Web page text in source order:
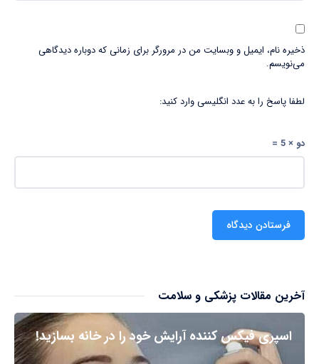
ذخیره نام، ایمیل و وبسایت من در مرورگر برای زمانی که دوباره دیدگاهی
می‌نویسم.
لطفا پاسخ را به عدد انگلیسی وارد کنید:
دو × 5 =
آخرین مقالات پزشکی و سلامت
اسپری فیکس کننده آرایش خود را در خانه بسازید!